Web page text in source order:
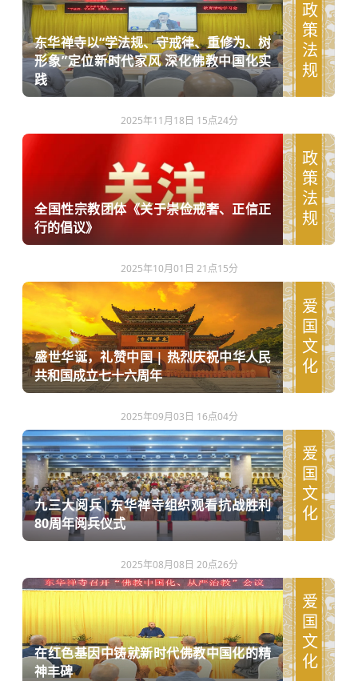
东华禅寺以“学法规、守戒律、重修为、树
形象”定位新时代家风 深化佛教中国化实
践
政策法规
2025年11月18日 15点24分
全国性宗教团体《关于崇俭戒奢、正信正
行的倡议》
政策法规
2025年10月01日 21点15分
盛世华诞，礼赞中国 | 热烈庆祝中华人民
共和国成立七十六周年
爱国文化
2025年09月03日 16点04分
九三大阅兵│东华禅寺组织观看抗战胜利
80周年阅兵仪式
爱国文化
2025年08月08日 20点26分
在红色基因中铸就新时代佛教中国化的精
神丰碑
爱国文化